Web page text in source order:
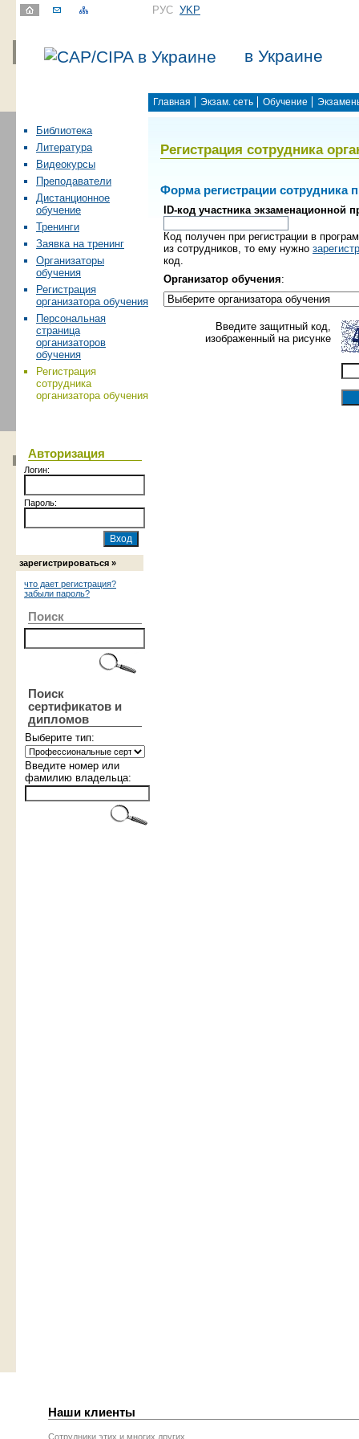
РУС УKР
в Украине
Главная Экзам. сеть Обучение
Библиотека
Литература
Видеокурсы
Преподаватели
Дистанционное
обучение
Тренинги
Заявка на тренинг
Организаторы
обучения
Регистрация
организатора обучения
Персональная
страница
организаторов
обучения
Регистрация
сотрудника
организатора обучения
Авторизация
Логин:
Пароль:
зарегистрироваться »
что дает регистрация?
забыли пароль?
Поиск
Поиск
сертификатов и
дипломов
Выберите тип:
Введите номер или
фамилию владельца:
Регистрация сотрудника
Форма регистрации сотрудника
ID-код участника экзаменационной
Код получен при регистрации в
из сотрудников, то ему нужно
код.
Организатор обучения:
Введите защитный код,
изображенный на рисунке
Наши клиенты
Сотрудники этих и многих других